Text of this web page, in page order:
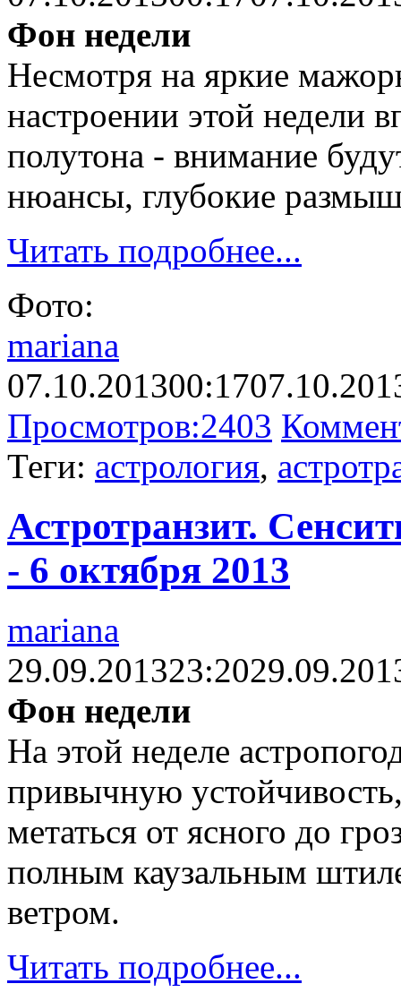
Фон недели
Несмотря на яркие
настроении этой недели
полутона - внимание
нюансы, глубокие
Читать подробнее...
Фото:
mariana
07.10.201300:17
Просмотров:2403
Теги: астрология,
Астротранзит.
- 6 октября 2013
mariana
29.09.201323:20
Фон недели
На этой неделе
привычную
метаться от ясного до
полным каузальным
ветром.
Читать подробнее...